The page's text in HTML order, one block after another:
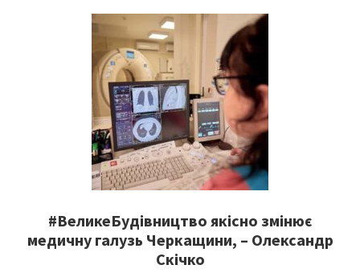
#ВеликеБудівництво якісно змінює
медичну галузь Черкащини, – Олександр
Скічко